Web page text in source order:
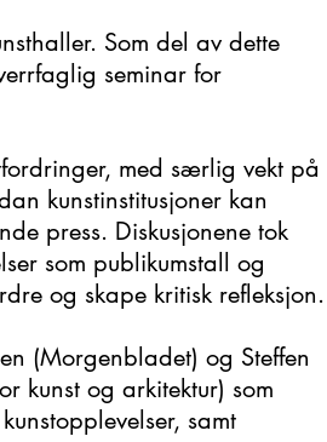
Som del av dette
seminar for
med særlig vekt på
kunstinstitusjoner kan
press. Diskusjonene tok
som publikumstall og
og skape kritisk refleksjon.
(Morgenbladet) og Steffen
kunst og arkitektur) som
samt